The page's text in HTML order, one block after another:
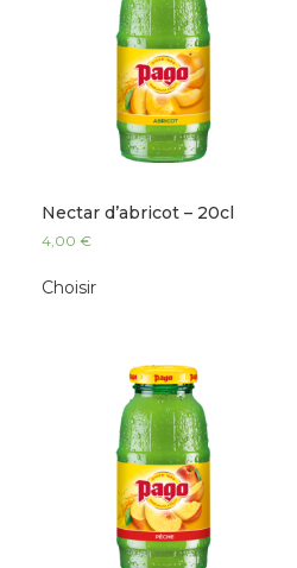
Nectar d’abricot – 20cl
4,00 €
Choisir